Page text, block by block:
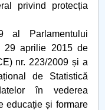
privind protecția
al Parlamentului
29 aprilie 2015 de
nr. 223/2009 și a
de Statistică
în vederea
educație și formare